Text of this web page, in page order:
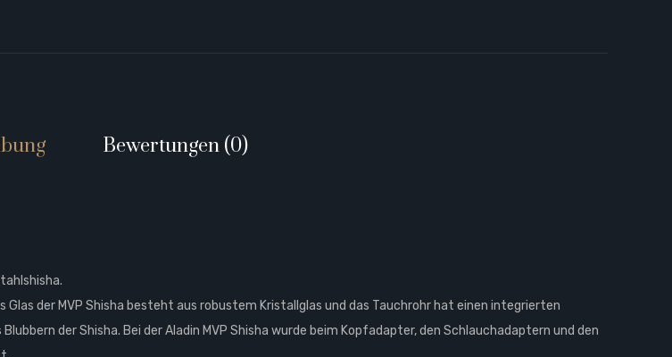
Bewertungen (0)
der MVP Shisha besteht aus robustem Kristallglas und das Tauchrohr hat einen integrierten
der Shisha. Bei der Aladin MVP Shisha wurde beim Kopfadapter, den Schlauchadaptern und den